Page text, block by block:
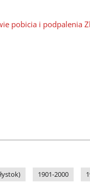
pobicia i podpalenia
1901-2000